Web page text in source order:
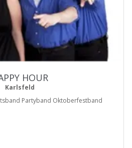
HOUR
Karlsfeld
Partyband Oktoberfestband